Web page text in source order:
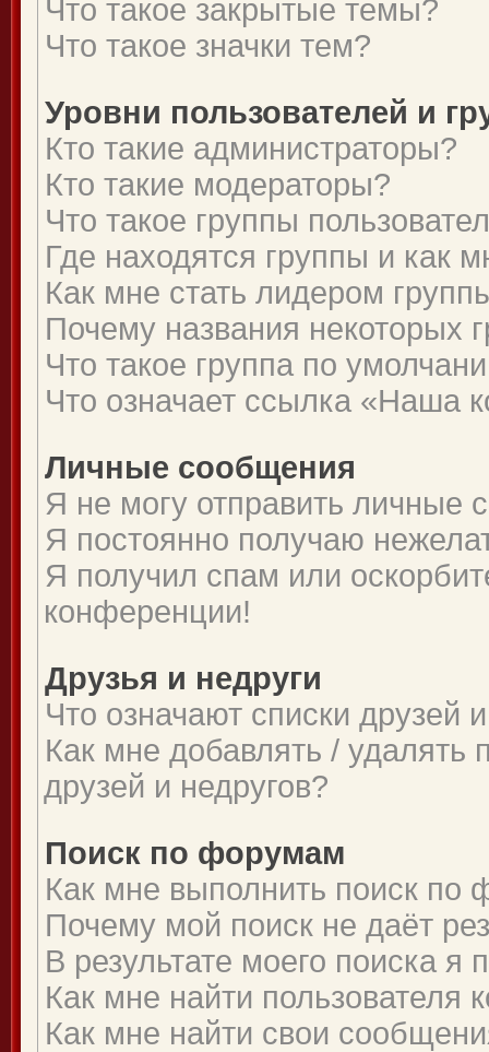
Что такое закрытые темы?
Что такое значки тем?
Уровни пользователей и
Кто такие администраторы?
Кто такие модераторы?
Что такое группы
Где находятся группы и как
Как мне стать лидером
Почему названия некоторых
Что такое группа по
Что означает ссылка «Наша
Личные сообщения
Я не могу отправить личные
Я постоянно получаю
Я получил спам или
конференции!
Друзья и недруги
Что означают списки друзей
Как мне добавлять / удалять
друзей и недругов?
Поиск по форумам
Как мне выполнить поиск
Почему мой поиск не даёт
В результате моего поиска я
Как мне найти пользователя
Как мне найти свои